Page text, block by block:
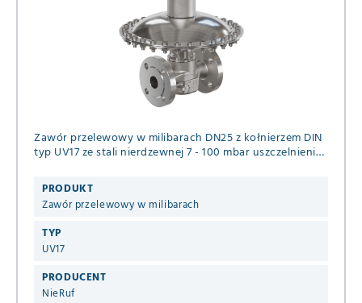
Zawór przelewowy w milibarach DN25 z kołnierzem DIN
typ UV17 ze stali nierdzewnej 7 - 100 mbar uszczelnienie
PRODUKT
Zawór przelewowy w milibarach
TYP
UV17
PRODUCENT
NieRuf